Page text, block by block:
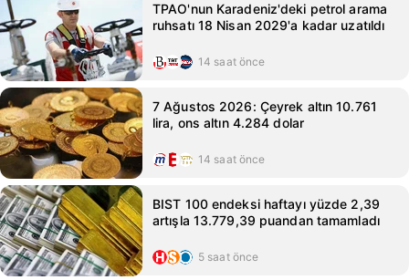
TPAO'nun Karadeniz'deki petrol arama
ruhsatı 18 Nisan 2029'a kadar uzatıldı
14 saat önce
7 Ağustos 2026: Çeyrek altın 10.761
lira, ons altın 4.284 dolar
14 saat önce
BIST 100 endeksi haftayı yüzde 2,39
artışla 13.779,39 puandan tamamladı
5 saat önce